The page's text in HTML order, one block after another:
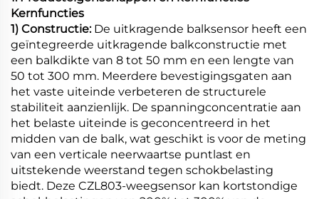
Kernfuncties
1) Constructie: De uitkragende balksensor heeft een
geïntegreerde uitkragende balkconstructie met
een balkdikte van 8 tot 50 mm en een lengte van
50 tot 300 mm. Meerdere bevestigingsgaten aan
het vaste uiteinde verbeteren de structurele
stabiliteit aanzienlijk. De spanningconcentratie aan
het belaste uiteinde is geconcentreerd in het
midden van de balk, wat geschikt is voor de meting
van een verticale neerwaartse puntlast en
uitstekende weerstand tegen schokbelasting
biedt. Deze CZL803-weegsensor kan kortstondige